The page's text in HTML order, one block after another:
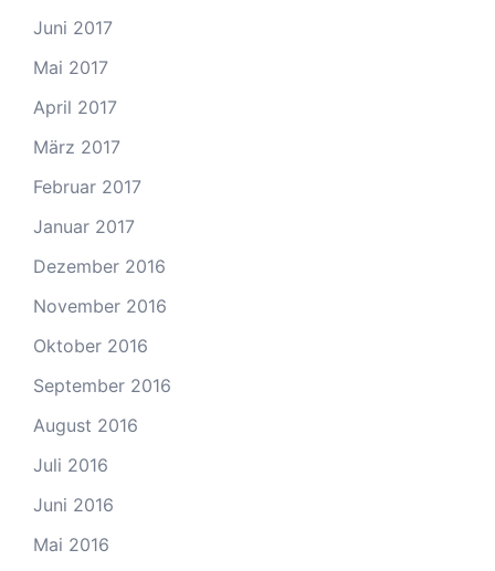
Juni 2017
Mai 2017
April 2017
März 2017
Februar 2017
Januar 2017
Dezember 2016
November 2016
Oktober 2016
September 2016
August 2016
Juli 2016
Juni 2016
Mai 2016